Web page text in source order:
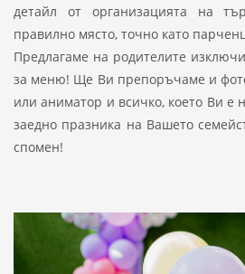
детайл от организацията на
правилно място, точно като
Предлагаме на родителите
за меню! Ще Ви препоръчаме и
или аниматор и всичко, което Ви е
заедно празника на Вашето
спомен!